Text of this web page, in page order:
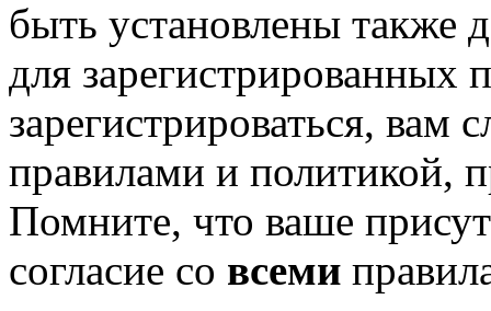
быть установлены также
для зарегистрированных
зарегистрироваться, вам
правилами и политикой,
Помните, что ваше
согласие со всеми